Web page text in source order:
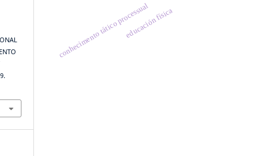
educación física
conhecimento tático processual